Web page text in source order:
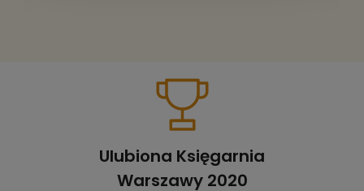
Ulubiona Księgarnia
Warszawy 2020